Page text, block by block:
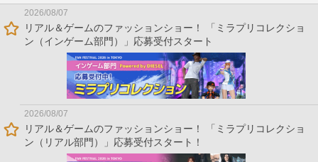
2026/08/07
リアル＆ゲームのファッションショー！ 「ミラプリコレクショ
ン（インゲーム部門）」応募受付スタート
2026/08/07
リアル＆ゲームのファッションショー！ 「ミラプリコレクショ
ン（リアル部門）」応募受付スタート！